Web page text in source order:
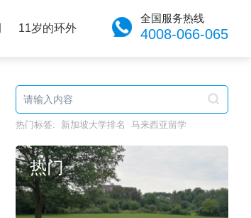
11岁的环外
全国服务热线
4008-066-065
热门标签: 新加坡大学排名 马来西亚留学
热门